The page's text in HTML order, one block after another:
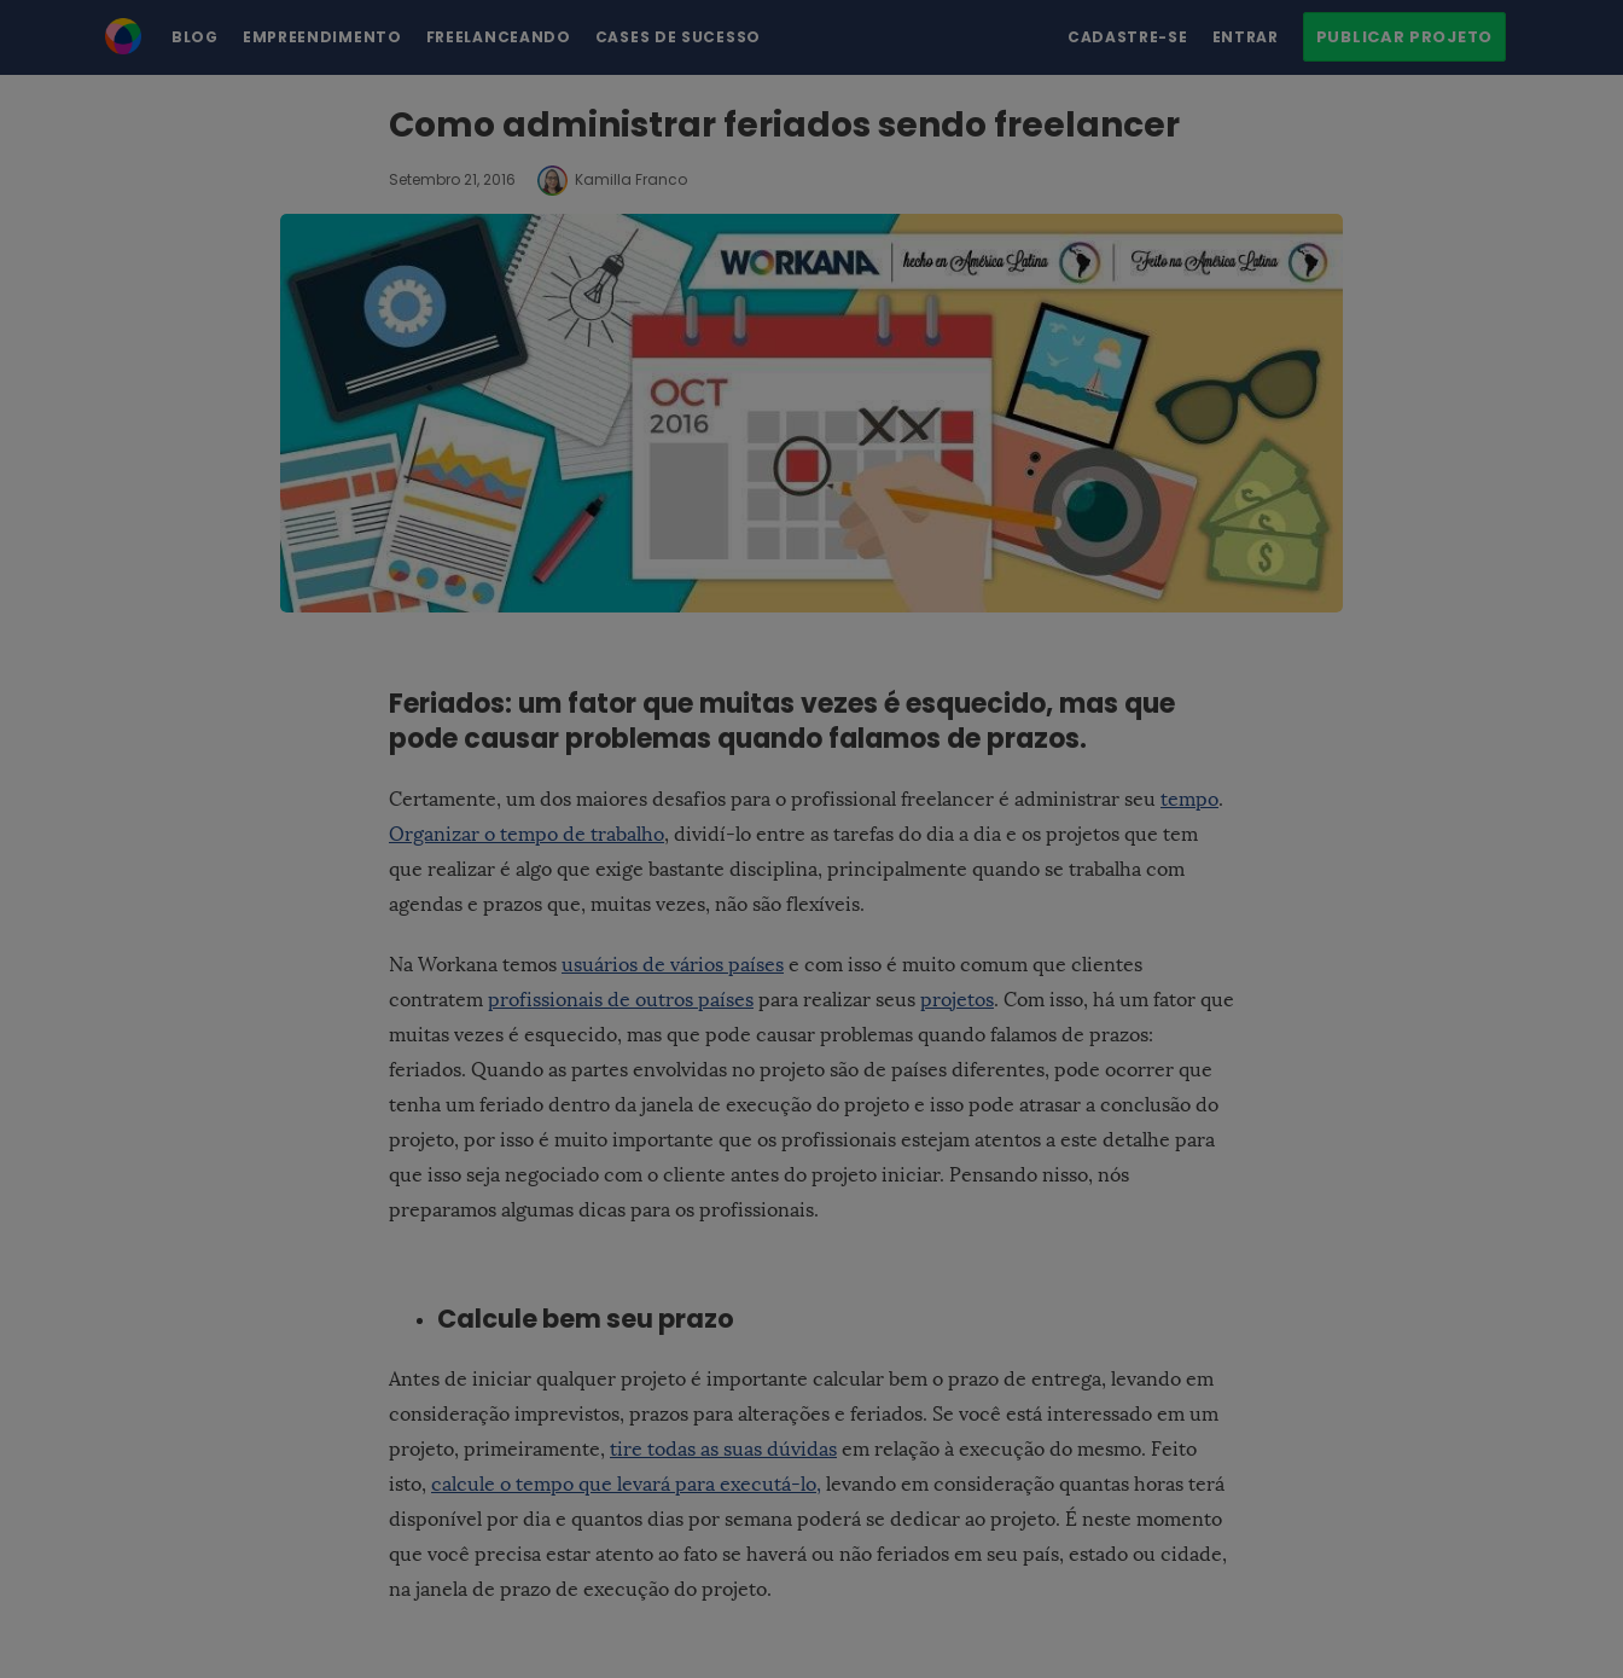
BLOG EMPREENDIMENTO FREELANCEANDO CASES DE SUCESSO CADASTRE-SE ENTRAR PUBLICAR PROJETO
Como administrar feriados sendo freelancer
Setembro 21, 2016 Kamilla Franco
Feriados: um fator que muitas vezes é esquecido, mas que
pode causar problemas quando falamos de prazos.
Certamente, um dos maiores desafios para o profissional freelancer é administrar seu tempo.
Organizar o tempo de trabalho, dividí-lo entre as tarefas do dia a dia e os projetos que tem
que realizar é algo que exige bastante disciplina, principalmente quando se trabalha com
agendas e prazos que, muitas vezes, não são flexíveis.
Na Workana temos usuários de vários países e com isso é muito comum que clientes
contratem profissionais de outros países para realizar seus projetos. Com isso, há um fator que
muitas vezes é esquecido, mas que pode causar problemas quando falamos de prazos:
feriados. Quando as partes envolvidas no projeto são de países diferentes, pode ocorrer que
tenha um feriado dentro da janela de execução do projeto e isso pode atrasar a conclusão do
projeto, por isso é muito importante que os profissionais estejam atentos a este detalhe para
que isso seja negociado com o cliente antes do projeto iniciar. Pensando nisso, nós
preparamos algumas dicas para os profissionais.
Calcule bem seu prazo
Antes de iniciar qualquer projeto é importante calcular bem o prazo de entrega, levando em
consideração imprevistos, prazos para alterações e feriados. Se você está interessado em um
projeto, primeiramente, tire todas as suas dúvidas em relação à execução do mesmo. Feito
isto, calcule o tempo que levará para executá-lo, levando em consideração quantas horas terá
disponível por dia e quantos dias por semana poderá se dedicar ao projeto. É neste momento
que você precisa estar atento ao fato se haverá ou não feriados em seu país, estado ou cidade,
na janela de prazo de execução do projeto.